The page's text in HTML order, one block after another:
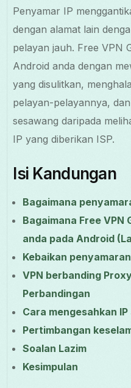
Penyamar IP
dengan alamat lain
pelayan jauh. Free VPN
Android anda dengan
yang disulitkan,
pelayan-pelayannya,
sesawang daripada
IP yang diberikan ISP.
Isi Kandungan
Bagaimana
Bagaimana Free VPN
anda pada Android
Kebaikan
VPN berbanding
Perbandingan
Cara mengesahkan
Pertimbangan
Soalan Lazim
Kesimpulan